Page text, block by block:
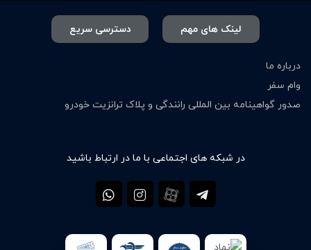
لینک های مهم دسترسی سریع
درباره ما
وام سفر
صدور گواهینامه بین المللی رانندگی و پلاک ترانزیت خودرو
در شبکه های اجتماعی با ما در ارتباط باشید